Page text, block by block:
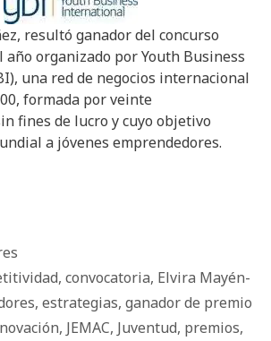
resultó ganador del concurso
año organizado por Youth Business
una red de negocios internacional
formada por veinte
fines de lucro y cuyo objetivo
a jóvenes emprendedores.
, convocatoria, Elvira Mayén-
, estrategias, ganador de premio
, JEMAC, Juventud, premios,